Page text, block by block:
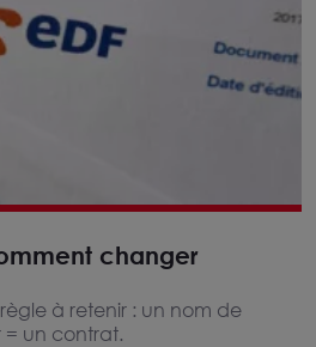
changer
à retenir : un nom de
un contrat.